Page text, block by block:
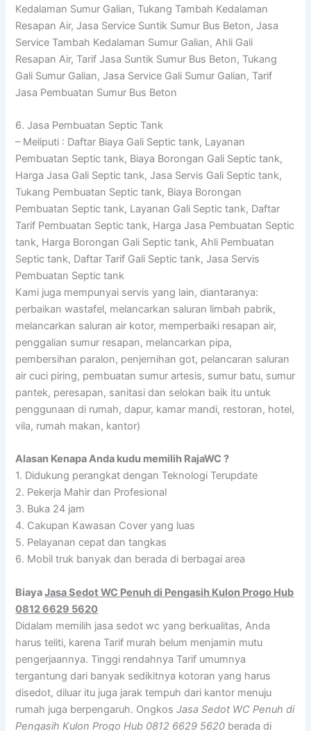
Kedalaman Sumur Galian, Tukang Tambah Kedalaman
Resapan Air, Jasa Service Suntik Sumur Bus Beton, Jasa
Service Tambah Kedalaman Sumur Galian, Ahli Gali
Resapan Air, Tarif Jasa Suntik Sumur Bus Beton, Tukang
Gali Sumur Galian, Jasa Service Gali Sumur Galian, Tarif
Jasa Pembuatan Sumur Bus Beton
6. Jasa Pembuatan Septic Tank
– Meliputi : Daftar Biaya Gali Septic tank, Layanan
Pembuatan Septic tank, Biaya Borongan Gali Septic tank,
Harga Jasa Gali Septic tank, Jasa Servis Gali Septic tank,
Tukang Pembuatan Septic tank, Biaya Borongan
Pembuatan Septic tank, Layanan Gali Septic tank, Daftar
Tarif Pembuatan Septic tank, Harga Jasa Pembuatan Septic
tank, Harga Borongan Gali Septic tank, Ahli Pembuatan
Septic tank, Daftar Tarif Gali Septic tank, Jasa Servis
Pembuatan Septic tank
Kami juga mempunyai servis yang lain, diantaranya:
perbaikan wastafel, melancarkan saluran limbah pabrik,
melancarkan saluran air kotor, memperbaiki resapan air,
penggalian sumur resapan, melancarkan pipa,
pembersihan paralon, penjernihan got, pelancaran saluran
air cuci piring, pembuatan sumur artesis, sumur batu, sumur
pantek, peresapan, sanitasi dan selokan baik itu untuk
penggunaan di rumah, dapur, kamar mandi, restoran, hotel,
vila, rumah makan, kantor)
Alasan Kenapa Anda kudu memilih RajaWC ?
1. Didukung perangkat dengan Teknologi Terupdate
2. Pekerja Mahir dan Profesional
3. Buka 24 jam
4. Cakupan Kawasan Cover yang luas
5. Pelayanan cepat dan tangkas
6. Mobil truk banyak dan berada di berbagai area
BiayaJasa Sedot WC Penuh di Pengasih Kulon Progo Hub
0812 6629 5620
Didalam memilih jasa sedot wc yang berkualitas, Anda
harus teliti, karena Tarif murah belum menjamin mutu
pengerjaannya. Tinggi rendahnya Tarif umumnya
tergantung dari banyak sedikitnya kotoran yang harus
disedot, diluar itu juga jarak tempuh dari kantor menuju
rumah juga berpengaruh. OngkosJasa Sedot WC Penuh di
Pengasih Kulon Progo Hub 0812 6629 5620 berada di